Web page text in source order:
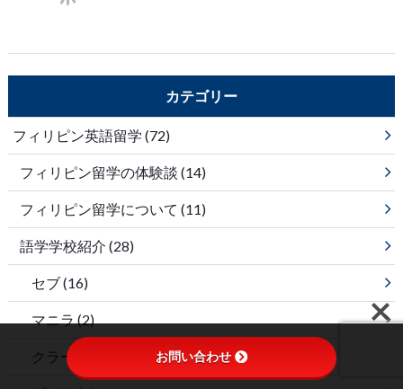
カテゴリー
フィリピン英語留学 (72)
フィリピン留学の体験談 (14)
フィリピン留学について (11)
語学学校紹介 (28)
セブ(16)
マニラ(2)
クラーク お問い合わせ